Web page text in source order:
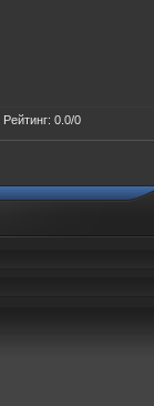
Рейтинг: 0.0/0